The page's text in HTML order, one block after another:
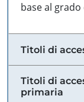
base al
Titoli di
Titoli di
primaria